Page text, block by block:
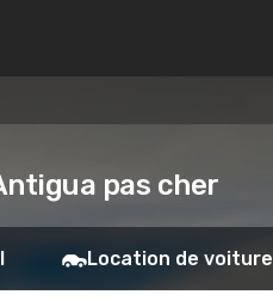
pas cher
Location de voiture